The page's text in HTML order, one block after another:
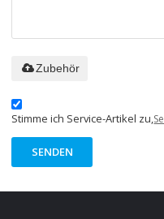
Zubehör
Stimme ich Service-Artikel zu,
SENDEN